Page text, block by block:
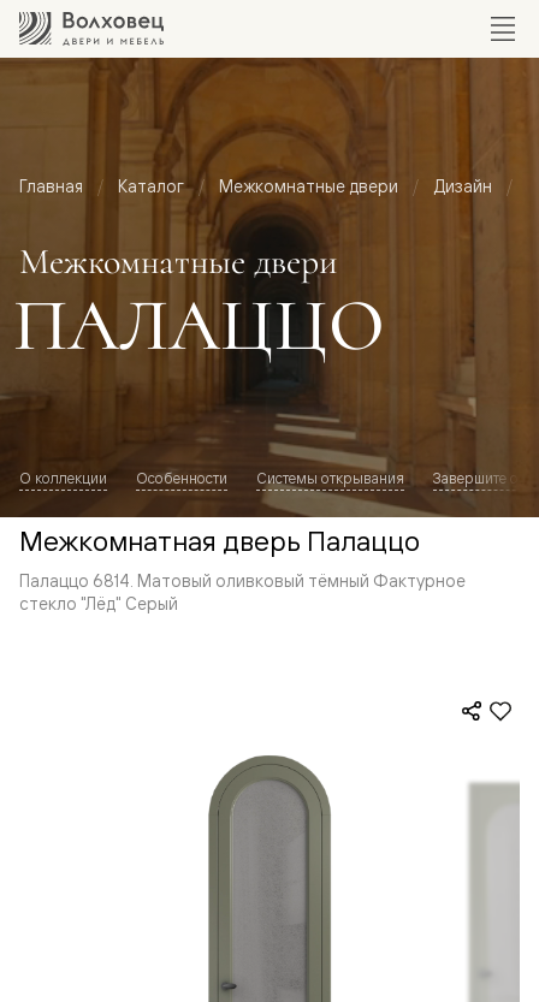
Главная Каталог Межкомнатные двери Дизайн
Межкомнатные двери
ПАЛАЦЦО
О коллекции Особенности Системы открывания Завершите
Межкомнатная дверь Палаццо
Палаццо 6814. Матовый оливковый тёмный Фактурное
стекло "Лёд" Серый